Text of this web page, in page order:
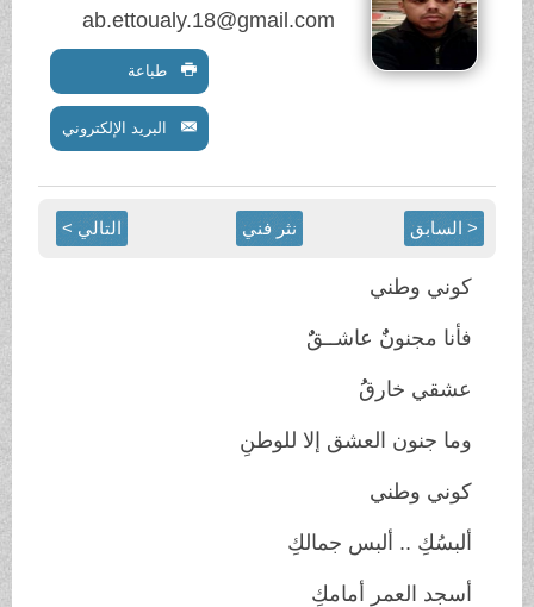
ab.ettoualy.18@gmail.com
طباعة
البريد الإلكتروني
< السابق نثر فني التالي >
كوني وطني
فأنا مجنونٌُ عاشــقٌُ
عشقي خارقُُ
وما جنون العشق إلا للوطنِ
كوني وطني
ألبسُكِ .. ألبس جمالكِ
أسجد العمر أمامكِ